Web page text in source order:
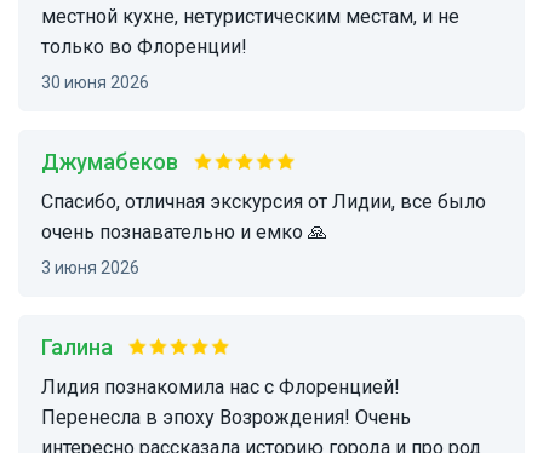
местной кухне, нетуристическим местам, и не
только во Флоренции!
30 июня 2026
Джумабеков
Спасибо, отличная экскурсия от Лидии, все было
очень познавательно и емко 🙏
3 июня 2026
Галина
Лидия познакомила нас с Флоренцией!
Перенесла в эпоху Возрождения! Очень
интересно рассказала историю города и про род